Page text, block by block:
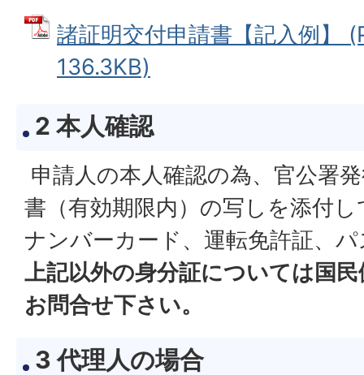
諸証明交付申請書【記入例】
136.3KB)
2 本人確認
申請人の本人確認の為、官公署
書（有効期限内）の写しを添付
ナンバーカード、運転免許証、
上記以外の身分証については国
お問合せ下さい。
3 代理人の場合